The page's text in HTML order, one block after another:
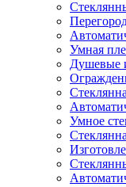
Умная
Душевые
Умное